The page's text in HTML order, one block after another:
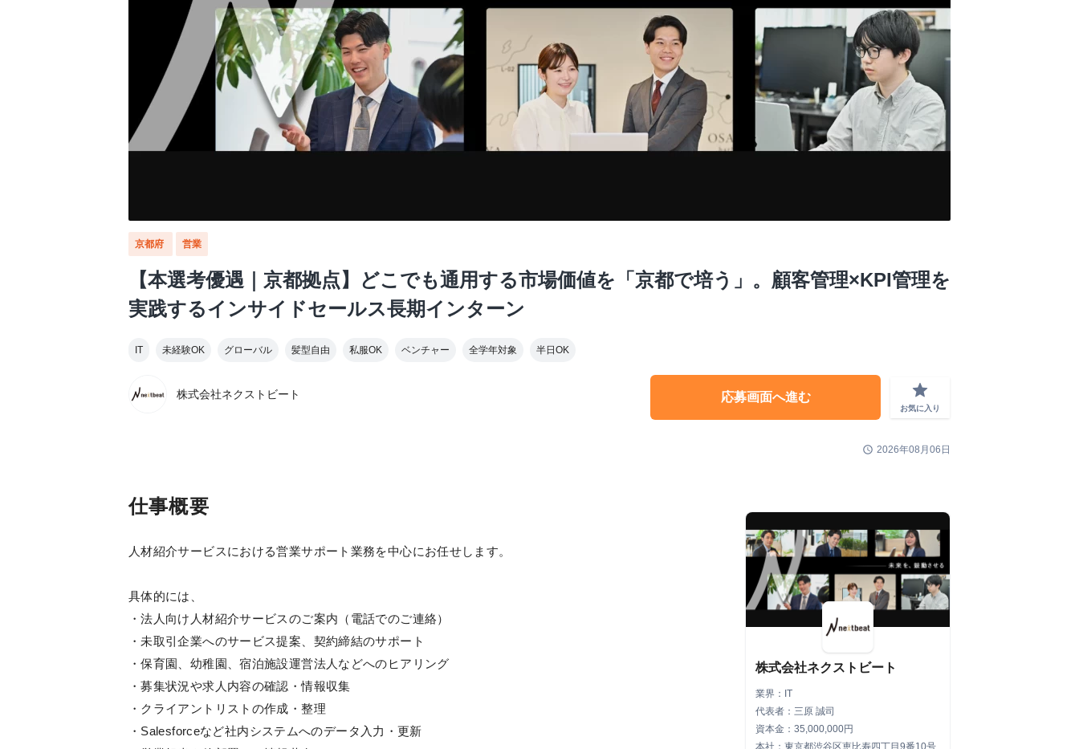
京都府 営業
【本選考優遇｜京都拠点】どこでも通用する市場価値を「京都で培う」。顧客管理×KPI管理を
実践するインサイドセールス長期インターン
IT 未経験OK グローバル 髪型自由 私服OK ベンチャー 全学年対象 半日OK
株式会社ネクストビート 応募画面へ進む grade
お気に入り
schedule 2026年08月06日
仕事概要
人材紹介サービスにおける営業サポート業務を中心にお任せします。
具体的には、
・法人向け人材紹介サービスのご案内（電話でのご連絡）
・未取引企業へのサービス提案、契約締結のサポート
・保育園、幼稚園、宿泊施設運営法人などへのヒアリング
・募集状況や求人内容の確認・情報収集
・クライアントリストの作成・整理
・Salesforceなど社内システムへのデータ入力・更新
株式会社ネクストビート
業界：IT
代表者：三原 誠司
資本金：35,000,000円
本社：東京都渋谷区恵比寿四丁目9番10号